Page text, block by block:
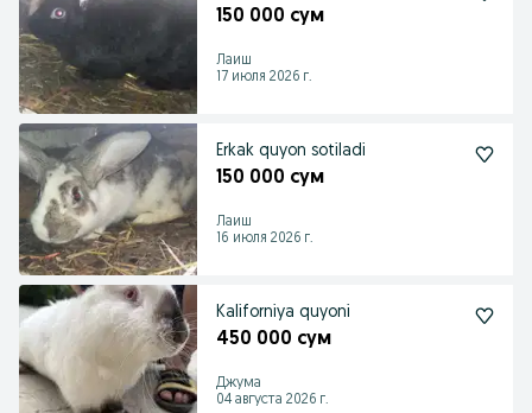
150 000 сум
Лаиш
17 июля 2026 г.
Erkak quyon sotiladi
150 000 сум
Лаиш
16 июля 2026 г.
Kaliforniya quyoni
450 000 сум
Джума
04 августа 2026 г.